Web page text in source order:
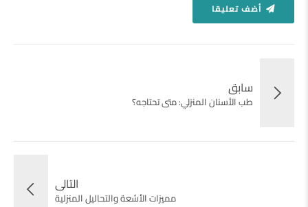
أضف تعليقا
سابق
طب الأسنان المنزلي: متى تحتاجه؟
التالى
مميزات الأشعة والتحاليل المنزلية